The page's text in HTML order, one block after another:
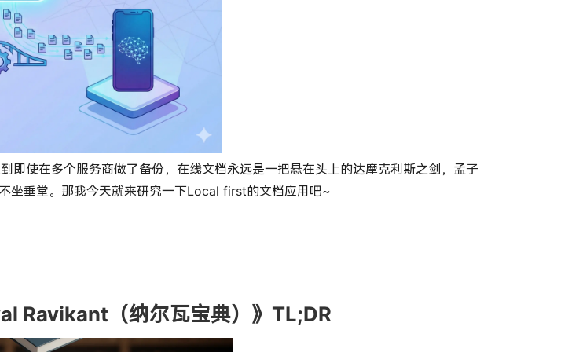
即使在多个服务商做了备份，在线文档永远是一把悬在头上的达摩克利斯之剑，孟子
坐垂堂。那我今天就来研究一下Local first的文档应用吧~
Ravikant（纳尔瓦宝典）》TL;DR